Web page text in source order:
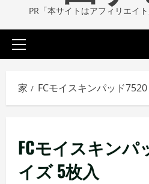
ま
PR「本サイトはアフィリエイ
プ
イ
マ
ニ
ュ
ー
家 FCモイスキンパッド
FCモイスキンパ
イズ 5枚入